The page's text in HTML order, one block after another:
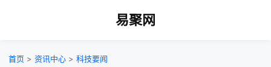
易聚网
首页 > 资讯中心 > 科技要闻